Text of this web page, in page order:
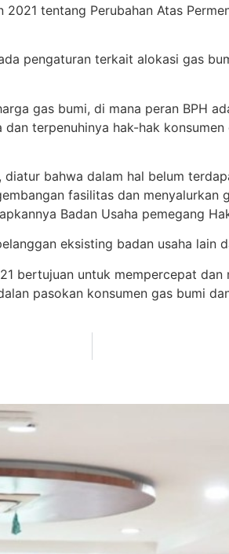
tentang Perubahan Atas
pengaturan terkait alokasi gas
gas bumi, di mana peran BPH
terpenuhinya hak-hak
bahwa dalam hal belum
fasilitas dan
Badan Usaha pemegang
eksisting badan usaha lain
bertujuan untuk mempercepat
pasokan konsumen gas bumi